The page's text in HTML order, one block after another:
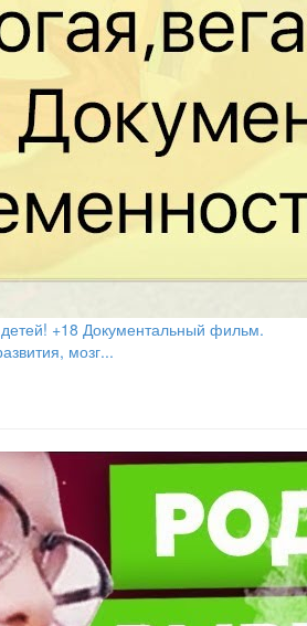
+18 Документальный фильм.
мозг...